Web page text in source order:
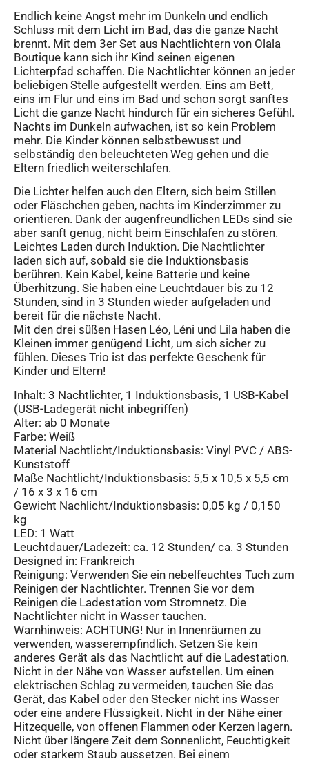
Endlich keine Angst mehr im Dunkeln und endlich
Schluss mit dem Licht im Bad, das die ganze Nacht
brennt. Mit dem 3er Set aus Nachtlichtern von Olala
Boutique kann sich ihr Kind seinen eigenen
Lichterpfad schaffen. Die Nachtlichter können an jeder
beliebigen Stelle aufgestellt werden. Eins am Bett,
eins im Flur und eins im Bad und schon sorgt sanftes
Licht die ganze Nacht hindurch für ein sicheres Gefühl.
Nachts im Dunkeln aufwachen, ist so kein Problem
mehr. Die Kinder können selbstbewusst und
selbständig den beleuchteten Weg gehen und die
Eltern friedlich weiterschlafen.
Die Lichter helfen auch den Eltern, sich beim Stillen
oder Fläschchen geben, nachts im Kinderzimmer zu
orientieren. Dank der augenfreundlichen LEDs sind sie
aber sanft genug, nicht beim Einschlafen zu stören.
Leichtes Laden durch Induktion. Die Nachtlichter
laden sich auf, sobald sie die Induktionsbasis
berühren. Kein Kabel, keine Batterie und keine
Überhitzung. Sie haben eine Leuchtdauer bis zu 12
Stunden, sind in 3 Stunden wieder aufgeladen und
bereit für die nächste Nacht.
Mit den drei süßen Hasen Léo, Léni und Lila haben die
Kleinen immer genügend Licht, um sich sicher zu
fühlen. Dieses Trio ist das perfekte Geschenk für
Kinder und Eltern!
Inhalt: 3 Nachtlichter, 1 Induktionsbasis, 1 USB-Kabel
(USB-Ladegerät nicht inbegriffen)
Alter: ab 0 Monate
Farbe: Weiß
Material Nachtlicht/Induktionsbasis: Vinyl PVC / ABS-
Kunststoff
Maße Nachtlicht/Induktionsbasis: 5,5 x 10,5 x 5,5 cm
/ 16 x 3 x 16 cm
Gewicht Nachlicht/Induktionsbasis: 0,05 kg / 0,150
kg
LED: 1 Watt
Leuchtdauer/Ladezeit: ca. 12 Stunden/ ca. 3 Stunden
Designed in: Frankreich
Reinigung: Verwenden Sie ein nebelfeuchtes Tuch zum
Reinigen der Nachtlichter. Trennen Sie vor dem
Reinigen die Ladestation vom Stromnetz. Die
Nachtlichter nicht in Wasser tauchen.
Warnhinweis: ACHTUNG! Nur in Innenräumen zu
verwenden, wasserempfindlich. Setzen Sie kein
anderes Gerät als das Nachtlicht auf die Ladestation.
Nicht in der Nähe von Wasser aufstellen. Um einen
elektrischen Schlag zu vermeiden, tauchen Sie das
Gerät, das Kabel oder den Stecker nicht ins Wasser
oder eine andere Flüssigkeit. Nicht in der Nähe einer
Hitzequelle, von offenen Flammen oder Kerzen lagern.
Nicht über längere Zeit dem Sonnenlicht, Feuchtigkeit
oder starkem Staub aussetzen. Bei einem